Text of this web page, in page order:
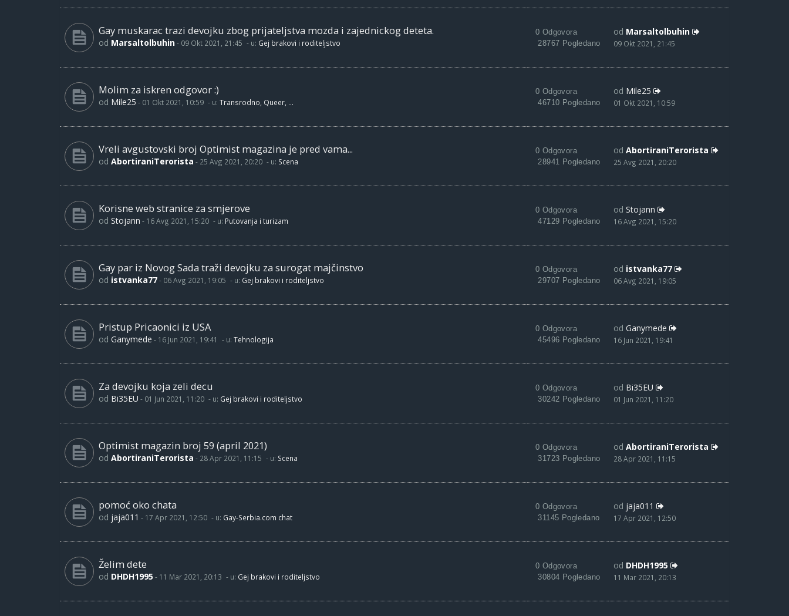
Gay muskarac trazi devojku zbog prijateljstva mozda i zajednickog deteta.
od Marsaltolbuhin- 09 Okt 2021, 21:45 - u: Gej brakovi i roditeljstvo
0 Odgovora
28767 Pogledano
od Marsaltolbuhin
09 Okt 2021, 21:45
Molim za iskren odgovor :)
od Mile25 - 01 Okt 2021, 10:59 - u: Transrodno, Queer, ...
0 Odgovora
46710 Pogledano
od Mile25
01 Okt 2021, 10:59
Vreli avgustovski broj Optimist magazina je pred vama...
od AbortiraniTerorista - 25 Avg 2021, 20:20 - u: Scena
0 Odgovora
28941 Pogledano
od AbortiraniTerorista
25 Avg 2021, 20:20
Korisne web stranice za smjerove
od Stojann - 16 Avg 2021, 15:20 - u: Putovanja i turizam
0 Odgovora
47129 Pogledano
od Stojann
16 Avg 2021, 15:20
Gay par iz Novog Sada traži devojku za surogat majčinstvo
od istvanka77- 06 Avg 2021, 19:05 - u: Gej brakovi i roditeljstvo
0 Odgovora
29707 Pogledano
od istvanka77
06 Avg 2021, 19:05
Pristup Pricaonici iz USA
od Ganymede - 16 Jun 2021, 19:41 - u: Tehnologija
0 Odgovora
45496 Pogledano
od Ganymede
16 Jun 2021, 19:41
Za devojku koja zeli decu
od Bi35EU - 01 Jun 2021, 11:20 - u: Gej brakovi i roditeljstvo
0 Odgovora
30242 Pogledano
od Bi35EU
01 Jun 2021, 11:20
Optimist magazin broj 59 (april 2021)
od AbortiraniTerorista - 28 Apr 2021, 11:15 - u: Scena
0 Odgovora
31723 Pogledano
od AbortiraniTerorista
28 Apr 2021, 11:15
pomoć oko chata
od jaja011 - 17 Apr 2021, 12:50 - u: Gay-Serbia.com chat
0 Odgovora
31145 Pogledano
od jaja011
17 Apr 2021, 12:50
Želim dete
od DHDH1995 - 11 Mar 2021, 20:13 - u: Gej brakovi i roditeljstvo
0 Odgovora
30804 Pogledano
od DHDH1995
11 Mar 2021, 20:13